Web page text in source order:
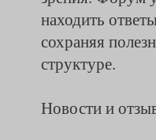
находить
сохраняя
структуре.
Новости и